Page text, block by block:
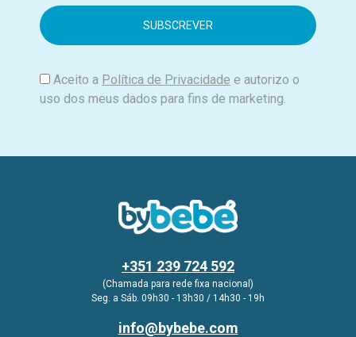
i
Aceito a Política de Privacidade e autorizo o
uso dos meus dados para fins de marketing.
+351 239 724 592
(Chamada para rede fixa nacional)
Seg. a Sáb. 09h30 - 13h30 / 14h30 - 19h
info@bybebe.com